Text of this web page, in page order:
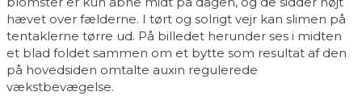
hævet over fælderne. I tørt og solrigt vejr kan slimen på
tentaklerne tørre ud. På billedet herunder ses i midten
et blad foldet sammen om et bytte som resultat af den
på hovedsiden omtalte auxin regulerede
vækstbevægelse.